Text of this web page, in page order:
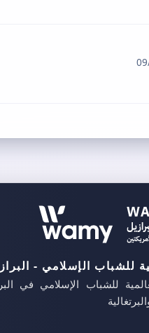
للشباب الإسلامي -
للشباب الإسلامي في